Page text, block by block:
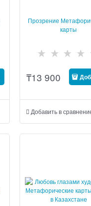
Прозрение
карты
₸13 900
Добавить в